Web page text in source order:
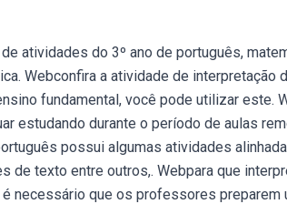
atividades do 3º ano de português,
Webconfira a atividade de interpretação
fundamental, você pode utilizar este.
estudando durante o período de aulas
possui algumas atividades
de texto entre outros,. Webpara que
é necessário que os professores